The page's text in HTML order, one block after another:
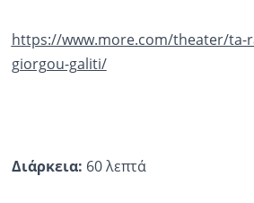
https://www.more.com/theater/ta-
giorgou-galiti/
Διάρκεια: 60 λεπτά